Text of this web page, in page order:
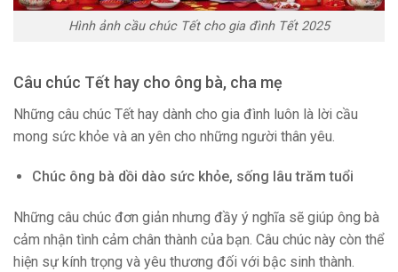
Hình ảnh cầu chúc Tết cho gia đình Tết 2025
Câu chúc Tết hay cho ông bà, cha mẹ
Những câu chúc Tết hay dành cho gia đình luôn là lời cầu
mong sức khỏe và an yên cho những người thân yêu.
Chúc ông bà dồi dào sức khỏe, sống lâu trăm tuổi
Những câu chúc đơn giản nhưng đầy ý nghĩa sẽ giúp ông bà
cảm nhận tình cảm chân thành của bạn. Câu chúc này còn thể
hiện sự kính trọng và yêu thương đối với bậc sinh thành.